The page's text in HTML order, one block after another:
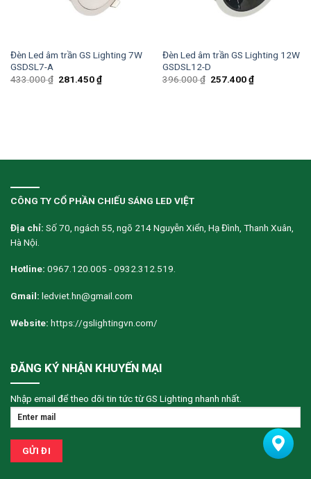
Đèn Led âm trần GS Lighting 7W
GSDSL7-A
433.000₫ 281.450₫
Đèn Led âm trần GS Lighting 12W
GSDSL12-D
396.000₫ 257.400₫
CÔNG TY CỔ PHẦN CHIẾU SÁNG LED VIỆT
Địa chỉ: Số 70, ngách 55, ngõ 214 Nguyễn Xiển, Hạ Đình, Thanh Xuân,
Hà Nội.
Hotline: 0967.120.005 - 0932.312.519.
Gmail: ledviet.hn@gmail.com
Website: https://gslightingvn.com/
ĐĂNG KÝ NHẬN KHUYẾN MẠI
Nhập email để theo dõi tin tức từ GS Lighting nhanh nhất.